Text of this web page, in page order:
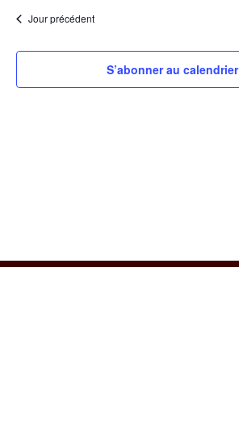
2026
date.Jour précédent
S’abonner au calendrier